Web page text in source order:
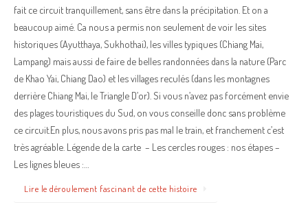
fait ce circuit tranquillement, sans être dans la précipitation. Et on a
beaucoup aimé. Ca nous a permis non seulement de voir les sites
historiques (Ayutthaya, Sukhothai), les villes typiques (Chiang Mai,
Lampang) mais aussi de faire de belles randonnées dans la nature (Parc
de Khao Yai, Chiang Dao) et les villages reculés (dans les montagnes
derrière Chiang Mai, le Triangle D’or). Si vous n’avez pas forcément envie
des plages touristiques du Sud, on vous conseille donc sans problème
ce circuit.En plus, nous avons pris pas mal le train, et franchement c’est
très agréable. Légende de la carte – Les cercles rouges : nos étapes –
Les lignes bleues :…
Lire le déroulement fascinant de cette histoire